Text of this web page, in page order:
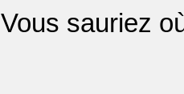
Vous sauriez